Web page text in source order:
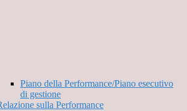
Piano della Performance/Piano esecutivo
di gestione
sulla Performance